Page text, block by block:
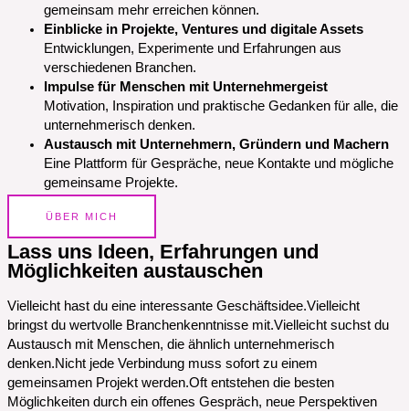
gemeinsam mehr erreichen können.
Einblicke in Projekte, Ventures und digitale Assets
Entwicklungen, Experimente und Erfahrungen aus
verschiedenen Branchen.
Impulse für Menschen mit Unternehmergeist
Motivation, Inspiration und praktische Gedanken für alle, die
unternehmerisch denken.
Austausch mit Unternehmern, Gründern und Machern
Eine Plattform für Gespräche, neue Kontakte und mögliche
gemeinsame Projekte.
ÜBER MICH
Lass uns Ideen, Erfahrungen und
Möglichkeiten austauschen
Vielleicht hast du eine interessante Geschäftsidee.Vielleicht
bringst du wertvolle Branchenkenntnisse mit.Vielleicht suchst du
Austausch mit Menschen, die ähnlich unternehmerisch
denken.Nicht jede Verbindung muss sofort zu einem
gemeinsamen Projekt werden.Oft entstehen die besten
Möglichkeiten durch ein offenes Gespräch, neue Perspektiven